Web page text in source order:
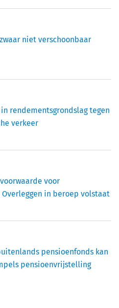
niet verschoonbaar
rendementsgrondslag tegen
verkeer
voor
in beroep volstaat
pensioenfonds kan
pensioenvrijstelling